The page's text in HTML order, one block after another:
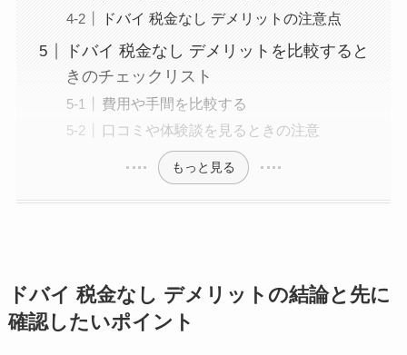
ドバイ 税金なし デメリットの注意点
ドバイ 税金なし デメリットを比較すると
きのチェックリスト
費用や手間を比較する
口コミや体験談を見るときの注意
もっと見る
ドバイ 税金なし デメリットの結論と先に
確認したいポイント